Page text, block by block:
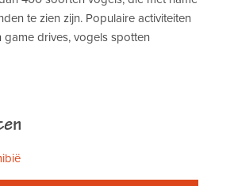
te zien zijn. Populaire activiteiten
game drives, vogels spotten